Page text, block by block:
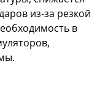
из-за резкой
в